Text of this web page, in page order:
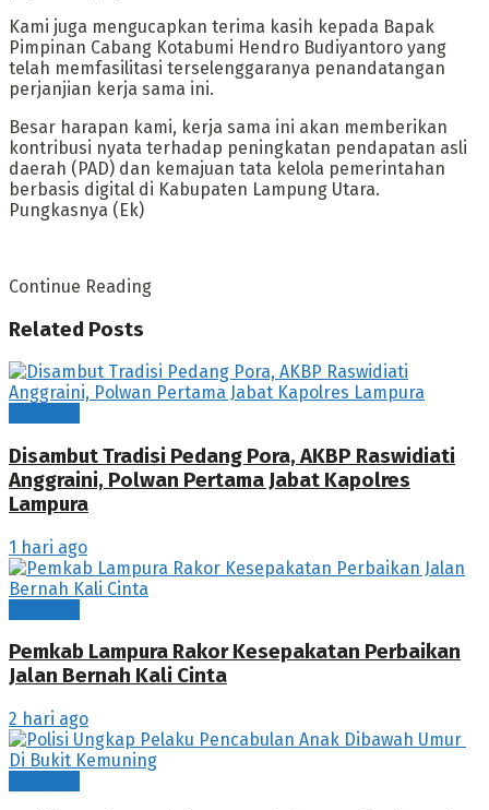
Kami juga mengucapkan terima kasih kepada Bapak
Pimpinan Cabang Kotabumi Hendro Budiyantoro yang
telah memfasilitasi terselenggaranya penandatangan
perjanjian kerja sama ini.
Besar harapan kami, kerja sama ini akan memberikan
kontribusi nyata terhadap peningkatan pendapatan asli
daerah (PAD) dan kemajuan tata kelola pemerintahan
berbasis digital di Kabupaten Lampung Utara.
Pungkasnya (Ek)
Continue Reading
Related Posts
Disambut Tradisi Pedang Pora, AKBP Raswidiati
Anggraini, Polwan Pertama Jabat Kapolres
Lampura
1 hari ago
Pemkab Lampura Rakor Kesepakatan Perbaikan
Jalan Bernah Kali Cinta
2 hari ago